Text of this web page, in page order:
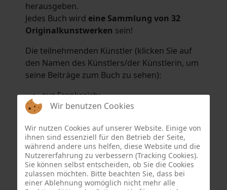
herausgeben.
Jedes Buch wird eine Sammlung von 32
Originalkunstwerken sein!
Die teilnehmenden Künstler (klicken Sie auf
den Namen des Künstlers/der Künstlerin, um
seine Beiträge zum Buch zu sehen):
aus Frankreich:
Hélène Argo,Didier Bonnot
Eric Schaftlein.
aus den Niederlanden:
Dorrety Brookhuis,Natalia Dik,Elise
EekhoutundHenny Schaapman
aus Deutschland:
Wir benutzen Cookies
Wir nutzen Cookies auf unserer Website. Einige von
ihnen sind essenziell für den Betrieb der Seite,
während andere uns helfen, diese Website und die
Nutzererfahrung zu verbessern (Tracking Cookies).
Sie können selbst entscheiden, ob Sie die Cookies
zulassen möchten. Bitte beachten Sie, dass bei
einer Ablehnung womöglich nicht mehr alle